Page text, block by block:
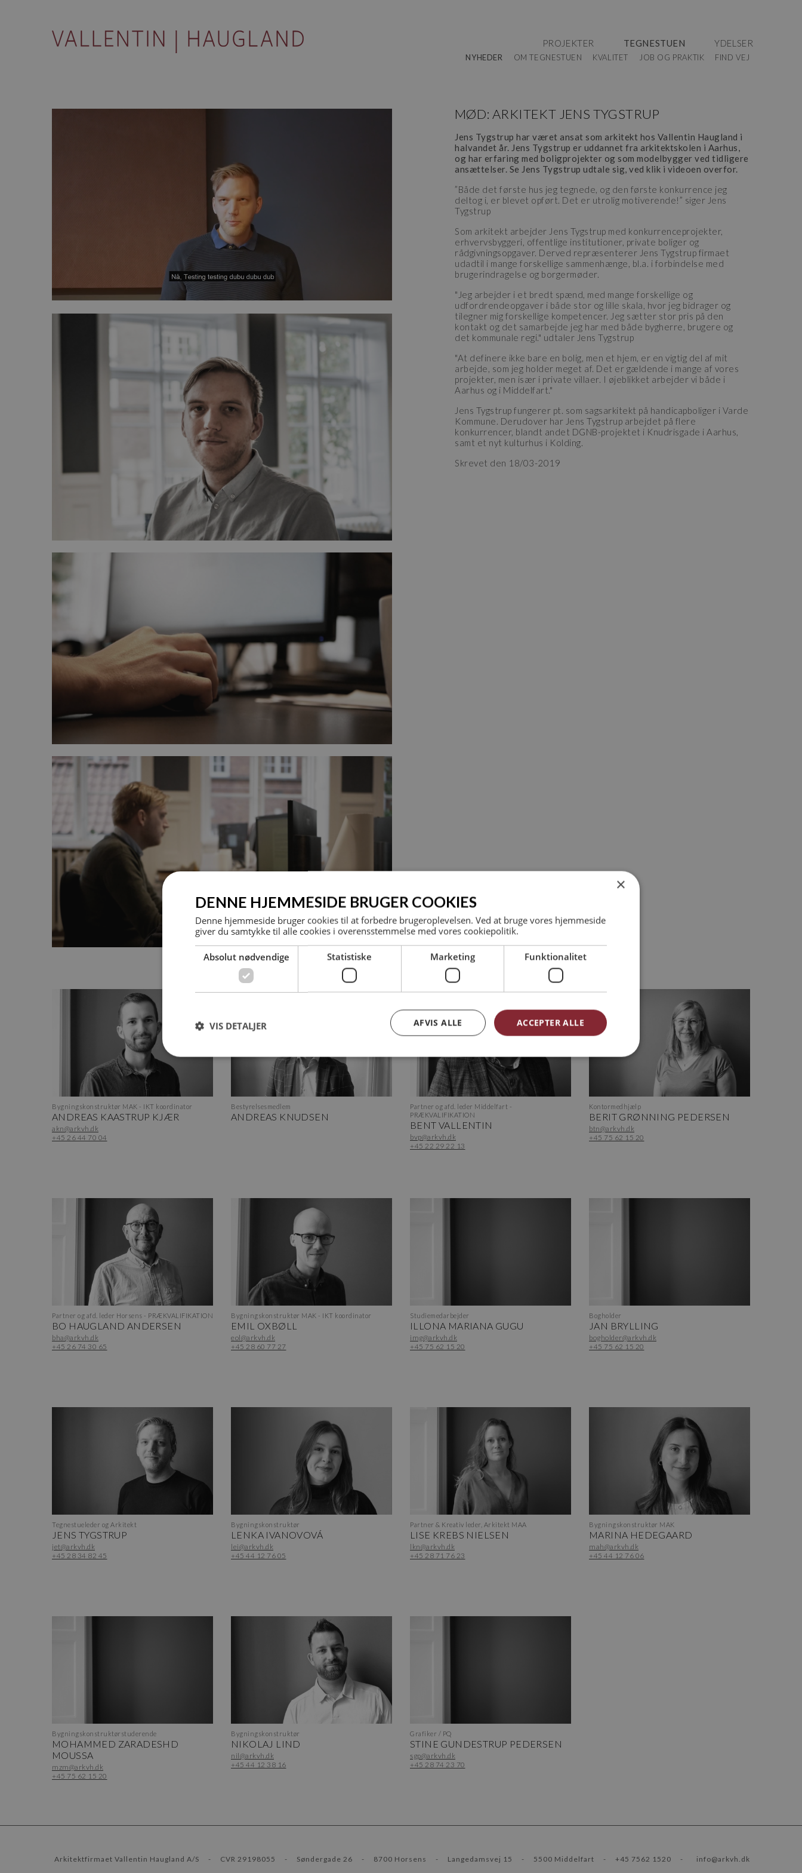
PROJEKTER TEGNESTUEN
NYHEDER OM TEGNESTUEN KVALITET JOB OG PRAKTIK FIND VEJ
YDELSER
MØD: ARKITEKT JENS TYGSTRUP
Jens Tygstrup har været ansat som arkitekt hos Vallentin Haugland i
halvandet år. Jens Tygstrup er uddannet fra arkitektskolen i Aarhus,
og har erfaring med boligprojekter og som modelbygger ved tidligere
ansættelser. Se Jens Tygstrup udtale sig, ved klik i videoen overfor.
”Både det første hus jeg tegnede, og den første konkurrence jeg
deltog i, er blevet opført. Det er utrolig motiverende!” siger Jens
Tygstrup
Som arkitekt arbejder Jens Tygstrup med konkurrenceprojekter,
erhvervsbyggeri, offentlige institutioner, private boliger og
rådgivningsopgaver. Derved repræsenterer Jens Tygstrup firmaet
udadtil i mange forskellige sammenhænge, bl.a. i forbindelse med
brugerindragelse og borgermøder.
"Jeg arbejder i et bredt spænd, med mange forskellige og
udfordrendeopgaver i både stor og lille skala, hvor jeg bidrager og
tilegner mig forskellige kompetencer. Jeg sætter stor pris på den
kontakt og det samarbejde jeg har med både bygherre, brugere og
det kommunale regi." udtaler Jens Tygstrup
"At definere ikke bare en bolig, men et hjem, er en vigtig del af mit
arbejde, som jeg holder meget af. Det er gældende i mange af vores
projekter, men især i private villaer. I øjeblikket arbejder vi både i
Aarhus og i Middelfart."
Jens Tygstrup fungerer pt. som sagsarkitekt på handicapboliger i Varde
Kommune. Derudover har Jens Tygstrup arbejdet på flere
konkurrencer, blandt andet DGNB-projektet i Knudrisgade i Aarhus,
samt et nyt kulturhus i Kolding.
Skrevet den 18/03-2019
Bygningskonstruktør MAK - IKT koordinator
ANDREAS KAASTRUP KJÆR
akn@arkvh.dk
+45 26 44 70 04
Bestyrelsesmedlem
ANDREAS KNUDSEN
Partner og afd. leder Middelfart -
PRÆKVALIFIKATION
BENT VALLENTIN
bvp@arkvh.dk
+45 22 29 22 13
Kontormedhjælp
BERIT GRØNNING PEDERSEN
btn@arkvh.dk
+45 75 62 15 20
Partner og afd. leder Horsens - PRÆKVALIFIKATION
BO HAUGLAND ANDERSEN
bha@arkvh.dk
+45 26 74 30 65
Bygningskonstruktør MAK - IKT koordinator
EMIL OXBØLL
eol@arkvh.dk
+45 28 60 77 27
Studiemedarbejder
ILLONA MARIANA GUGU
img@arkvh.dk
+45 75 62 15 20
Bogholder
JAN BRYLLING
bogholder@arkvh.dk
+45 75 62 15 20
Tegnestueleder og Arkitekt
JENS TYGSTRUP
jet@arkvh.dk
+45 28 34 82 45
Bygningskonstruktør
LENKA IVANOVOVÁ
lei@arkvh.dk
+45 44 12 76 05
Partner & Kreativ leder, Arkitekt MAA
LISE KREBS NIELSEN
lkn@arkvh.dk
+45 28 71 76 23
Bygningskonstruktør MAK
MARINA HEDEGAARD
mah@arkvh.dk
+45 44 12 76 06
Bygningskonstruktørstuderende
MOHAMMED ZARADESHD
MOUSSA
mzm@arkvh.dk
+45 75 62 15 20
Bygningskonstruktør
NIKOLAJ LIND
nil@arkvh.dk
+45 44 12 38 16
Grafiker / PQ
STINE GUNDESTRUP PEDERSEN
sgp@arkvh.dk
+45 28 74 23 70
Arkitektfirmaet Vallentin Haugland A/S - CVR 29198055 - Søndergade 26 - 8700 Horsens - Langedamsvej 15 - 5500 Middelfart - +45 7562 1520 - info@arkvh.dk
×
DENNE HJEMMESIDE BRUGER COOKIES
Denne hjemmeside bruger cookies til at forbedre brugeroplevelsen. Ved at bruge vores hjemmeside
giver du samtykke til alle cookies i overensstemmelse med vores cookiepolitik.
Absolut nødvendige Statistiske Marketing Funktionalitet
ACCEPTER ALLE
AFVIS ALLE
VIS DETALJER